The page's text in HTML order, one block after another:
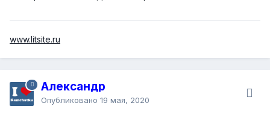
www.litsite.ru
Александр
Опубликовано 19 мая, 2020